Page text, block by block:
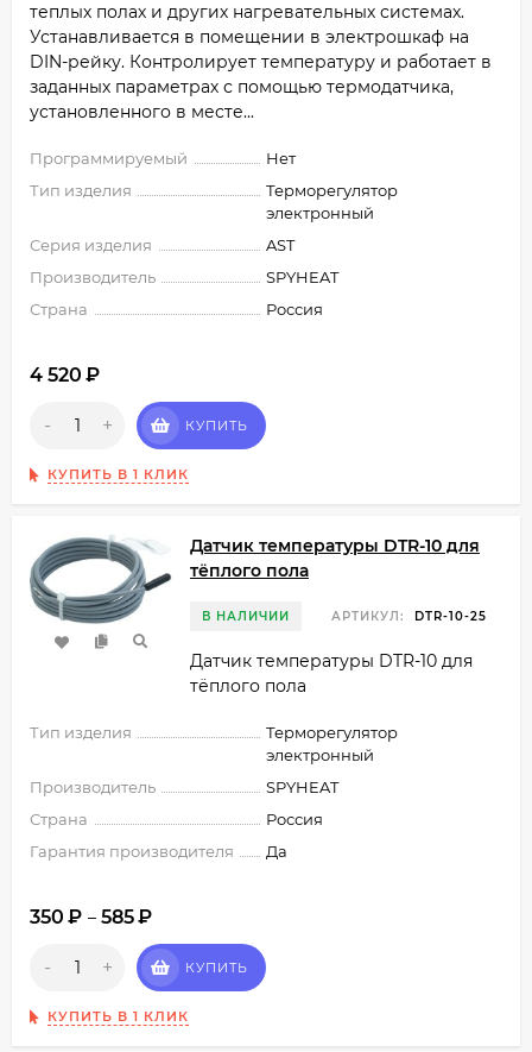
теплых полах и других нагревательных системах.
Устанавливается в помещении в электрошкаф на
DIN-рейку. Контролирует температуру и работает в
заданных параметрах с помощью термодатчика,
установленного в месте...
Программируемый
Нет
Тип изделия
Терморегулятор
электронный
Серия изделия
AST
Производитель
SPYHEAT
Страна
Россия
4 520 ₽
- + КУПИТЬ
КУПИТЬ В 1 КЛИК
Датчик температуры DTR-10 для
тёплого пола
В НАЛИЧИИ АРТИКУЛ: DTR-10-25
Датчик температуры DTR-10 для
тёплого пола
Тип изделия
Терморегулятор
электронный
Производитель
SPYHEAT
Страна
Россия
Гарантия производителя
Да
350 ₽ – 585₽
- + КУПИТЬ
КУПИТЬ В 1 КЛИК